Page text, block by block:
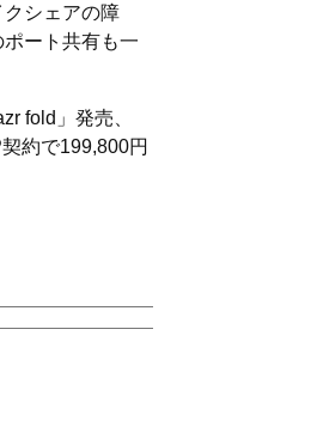
クシェアの障
ート共有も一
fold」発売、
契約で199,800円